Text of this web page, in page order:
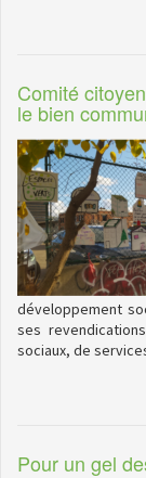
Comité
le bien
développement
ses
sociaux, de
Pour un gel